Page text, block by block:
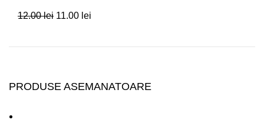
12.00lei 11.00 lei
PRODUSE ASEMANATOARE